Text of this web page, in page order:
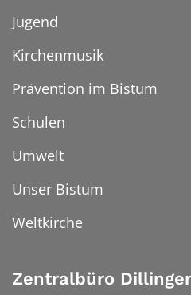
Jugend
Kirchenmusik
Prävention im Bistum
Schulen
Umwelt
Unser Bistum
Weltkirche
Zentralbüro